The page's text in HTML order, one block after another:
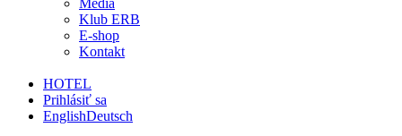
Médiá
Klub ERB
E-shop
Kontakt
HOTEL
Prihlásiť sa
EnglishDeutsch